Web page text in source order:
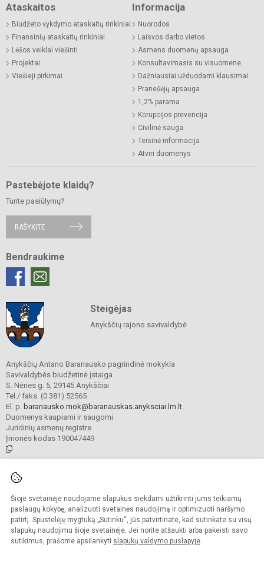
Šioje svetainėje naudojame slapukus siekdami užtikrinti jums teikiamų
paslaugų kokybę, analizuoti svetainės naudojimą ir optimizuoti naršymo
patirtį. Spustelėję mygtuką „Sutinku“, jūs patvirtinate, kad sutinkate su visų
slapukų naudojimu šioje svetainėje. Jei norite atšaukti arba pakeisti savo
sutikimus, prašome apsilankyti slapukų valdymo puslapyje.
Ataskaitos
Biudžeto vykdymo ataskaitų rinkiniai
Finansinių ataskaitų rinkiniai
Lėšos veiklai viešinti
Projektai
Viešieji pirkimai
Informacija
Nuorodos
Laisvos darbo vietos
Asmens duomenų apsauga
Konsultavimasis su visuomene
Dažniausiai užduodami klausimai
Pranešėjų apsauga
1,2% parama
Korupcijos prevencija
Civilinė sauga
Teisinė informacija
Atviri duomenys
Pastebėjote klaidų?
Turite pasiūlymų?
RAŠYKITE
Bendraukime
Steigėjas
Anykščių rajono savivaldybė
Anykščių Antano Baranausko pagrindinė mokykla
Savivaldybės biudžetinė įstaiga
S. Nėries g. 5, 29145 Anykščiai
Tel./ faks. (0 381) 52565
El. p. baranausko.mok@baranauskas.anyksciai.lm.lt
Duomenys kaupiami ir saugomi
Juridinių asmenų registre
Įmonės kodas 190047449
Kopijuoti turinį be raštiško mokyklos administracijos sutikimo griežtai
draudžiama.
Prieinamumo paraiška Slapukų valdymas
Sumanus būdas atnaujinti